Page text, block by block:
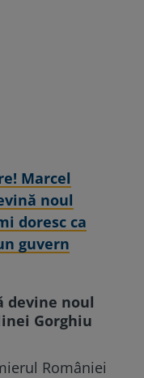
Marcel
noul
doresc ca
guvern
devine noul
Gorghiu
României